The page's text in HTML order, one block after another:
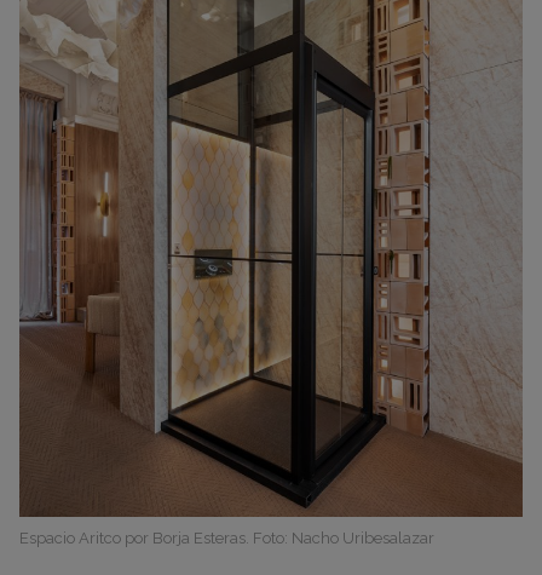
Espacio Aritco por Borja Esteras. Foto: Nacho Uribesalazar